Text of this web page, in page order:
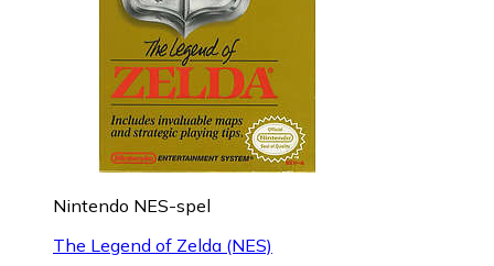
Nintendo NES-spel
The Legend of Zelda (NES)